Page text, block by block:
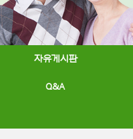
자유게시판
Q&A